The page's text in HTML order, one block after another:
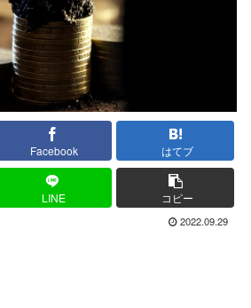
Facebook はてブ
LINE コピー
2022.09.29